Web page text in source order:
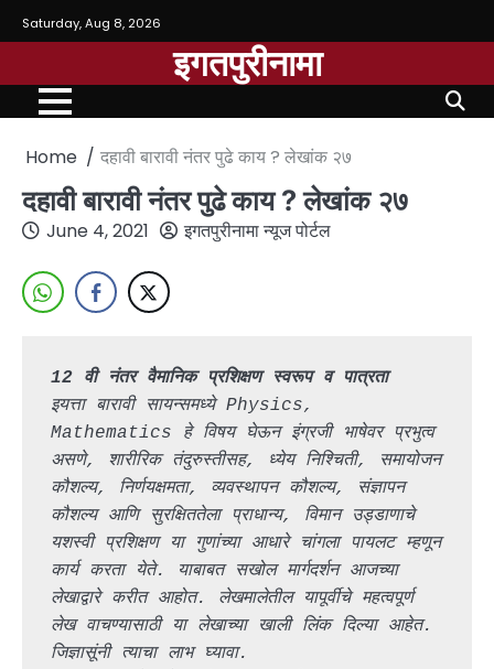
Saturday, Aug 8, 2026
इगतपुरीनामा
Home दहावी बारावी नंतर पुढे काय ? लेखांक २७
दहावी बारावी नंतर पुढे काय ? लेखांक २७
June 4, 2021 इगतपुरीनामा न्यूज पोर्टल
12 वी नंतर वैमानिक प्रशिक्षण स्वरूप व पात्रता
इयत्ता बारावी सायन्समध्ये Physics,
Mathematics हे विषय घेऊन इंग्रजी भाषेवर प्रभुत्व
असणे, शारीरिक तंदुरुस्तीसह, ध्येय निश्चिती, समायोजन
कौशल्य, निर्णयक्षमता, व्यवस्थापन कौशल्य, संज्ञापन
कौशल्य आणि सुरक्षिततेला प्राधान्य, विमान उड्डाणाचे
यशस्वी प्रशिक्षण या गुणांच्या आधारे चांगला पायलट म्हणून
कार्य करता येते. याबाबत सखोल मार्गदर्शन आजच्या
लेखाद्वारे करीत आहोत. लेखमालेतील यापूर्वीचे महत्वपूर्ण
लेख वाचण्यासाठी या लेखाच्या खाली लिंक दिल्या आहेत.
जिज्ञासूंनी त्याचा लाभ घ्यावा.